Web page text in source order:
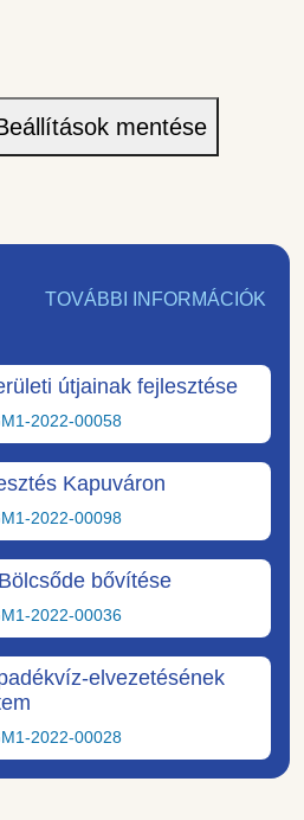
mentése
TOVÁBBI INFORMÁCIÓK
útjainak fejlesztése
2022-00058
Kapuváron
2022-00098
bővítése
2022-00036
elvezetésének
2022-00028